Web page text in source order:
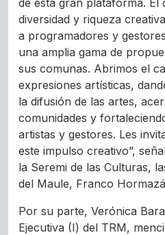
de esta gran plataforma. El
diversidad y riqueza
a programadores y
una amplia gama de
sus comunas. Abrimos el
expresiones artísticas,
la difusión de las artes,
comunidades y
artistas y gestores. Les
este impulso creativo”,
la Seremi de las Culturas,
del Maule, Franco
Por su parte, Verónica
Ejecutiva (I) del TRM,